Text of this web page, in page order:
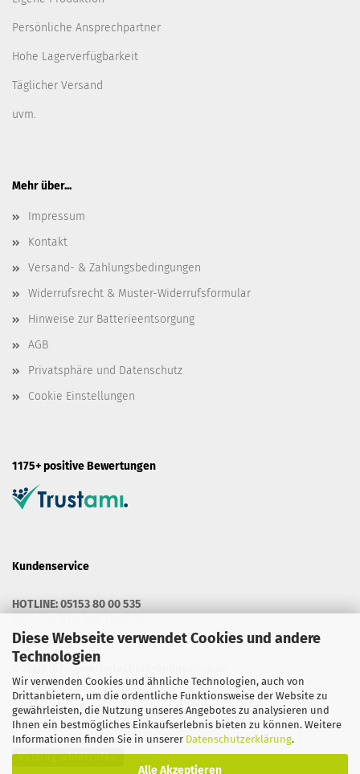
Diese Webseite verwendet Cookies und andere
Technologien
Wir verwenden Cookies und ähnliche Technologien, auch von
Drittanbietern, um die ordentliche Funktionsweise der Website zu
gewährleisten, die Nutzung unseres Angebotes zu analysieren und
Ihnen ein bestmögliches Einkaufserlebnis bieten zu können. Weitere
Informationen finden Sie in unserer Datenschutzerklärung.
Alle Akzeptieren
Persönliche Ansprechpartner
Hohe Lagerverfügbarkeit
Täglicher Versand
uvm.
Mehr über...
Impressum
Kontakt
Versand- & Zahlungsbedingungen
Widerrufsrecht & Muster-Widerrufsformular
Hinweise zur Batterieentsorgung
AGB
Privatsphäre und Datenschutz
Cookie Einstellungen
1175+ positive Bewertungen
Kundenservice
HOTLINE: 05153 80 00 535
MO. - DO. 14.30 BIS 16.00 UHR
info@werbetechnik-onlineshop.de
Vertrag widerrufen